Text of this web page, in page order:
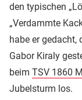
den typischen
„Verdammte
habe er gedacht,
Gabor Kiraly
beim TSV 1860
Jubelsturm los.